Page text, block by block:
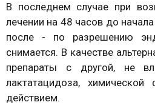
В последнем случае при
лечении на 48 часов до
после - по разрешению
снимается. В качестве
препараты с другой, не
лактатацидоза,
действием.